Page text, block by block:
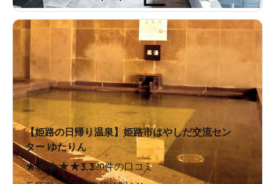
【姫路の日帰り温泉】姫路市はやしだ交流セン
ター ゆたりん
★★★★★3.320件の口コミ